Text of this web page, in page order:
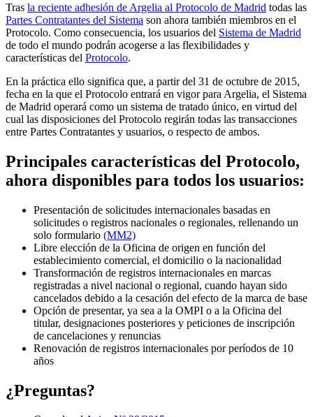
Tras la reciente adhesión de Argelia al Protocolo de Madrid todas las
Partes Contratantes del Sistema son ahora también miembros en el
Protocolo. Como consecuencia, los usuarios del Sistema de Madrid
de todo el mundo podrán acogerse a las flexibilidades y
características del Protocolo.
En la práctica ello significa que, a partir del 31 de octubre de 2015,
fecha en la que el Protocolo entrará en vigor para Argelia, el Sistema
de Madrid operará como un sistema de tratado único, en virtud del
cual las disposiciones del Protocolo regirán todas las transacciones
entre Partes Contratantes y usuarios, o respecto de ambos.
Principales características del Protocolo,
ahora disponibles para todos los usuarios:
Presentación de solicitudes internacionales basadas en
solicitudes o registros nacionales o regionales, rellenando un
solo formulario (MM2)
Libre elección de la Oficina de origen en función del
establecimiento comercial, el domicilio o la nacionalidad
Transformación de registros internacionales en marcas
registradas a nivel nacional o regional, cuando hayan sido
cancelados debido a la cesación del efecto de la marca de base
Opción de presentar, ya sea a la OMPI o a la Oficina del
titular, designaciones posteriores y peticiones de inscripción
de cancelaciones y renuncias
Renovación de registros internacionales por períodos de 10
años
¿Preguntas?